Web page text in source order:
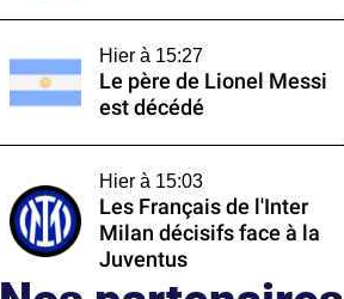
Hier à 15:27
Le père de Lionel Messi
est décédé
Hier à 15:03
Les Français de l'Inter
Milan décisifs face à la
Juventus